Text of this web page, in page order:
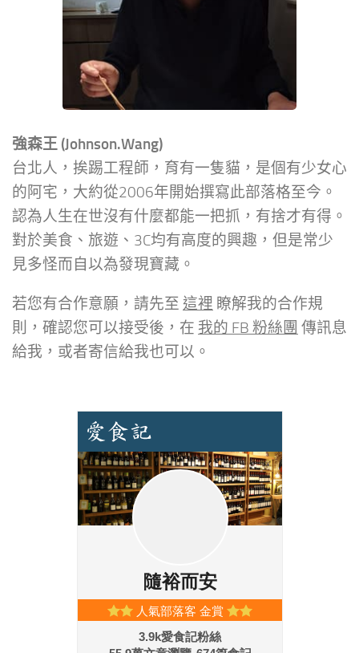
強森王 (Johnson.Wang)
台北人，挨踢工程師，育有一隻貓，是個有少女心
的阿宅，大約從2006年開始撰寫此部落格至今。
認為人生在世沒有什麼都能一把抓，有捨才有得。
對於美食、旅遊、3C均有高度的興趣，但是常少
見多怪而自以為發現寶藏。
若您有合作意願，請先至 這裡 瞭解我的合作規
則，確認您可以接受後，在 我的 FB 粉絲團 傳訊息
給我，或者寄信給我也可以。